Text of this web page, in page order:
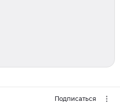
Подписаться